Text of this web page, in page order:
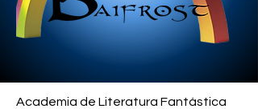
Academia de Literatura Fantástica